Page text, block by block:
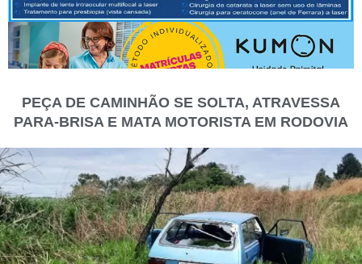
PEÇA DE CAMINHÃO SE SOLTA, ATRAVESSA
PARA-BRISA E MATA MOTORISTA EM RODOVIA